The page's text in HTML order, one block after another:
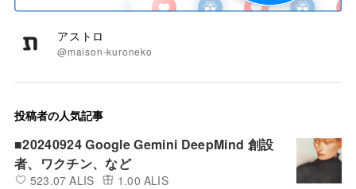
アストロ
@maison-kuroneko
投稿者の人気記事
■20240924 Google Gemini DeepMind 創設
者、ワクチン、など
523.07 ALIS 1.00 ALIS